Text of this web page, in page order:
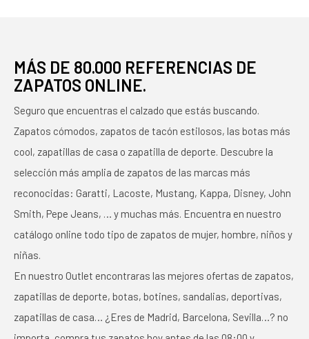
MÁS DE 80.000 REFERENCIAS DE
ZAPATOS ONLINE.
Seguro que encuentras el calzado que estás buscando.
Zapatos cómodos, zapatos de tacón estilosos, las botas más
cool, zapatillas de casa o zapatilla de deporte. Descubre la
selección más amplia de zapatos de las marcas más
reconocidas: Garatti, Lacoste, Mustang, Kappa, Disney, John
Smith, Pepe Jeans, … y muchas más. Encuentra en nuestro
catálogo online todo tipo de zapatos de mujer, hombre, niños y
niñas.
En nuestro Outlet encontraras las mejores ofertas de zapatos,
zapatillas de deporte, botas, botines, sandalias, deportivas,
zapatillas de casa… ¿Eres de Madrid, Barcelona, Sevilla…? no